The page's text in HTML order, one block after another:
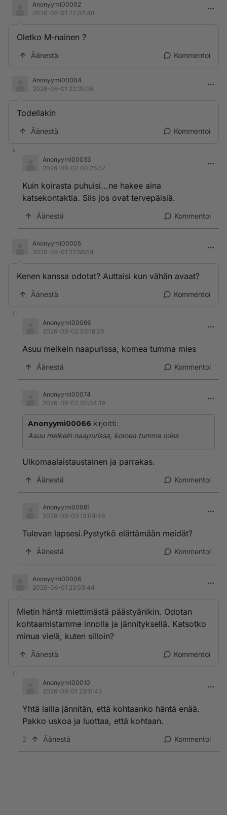
Anonyymi00002
2026-06-01 22:02:48
Oletko M-nainen ?
Äänestä Kommentoi
Anonyymi00004
2026-06-01 22:35:08
Todellakin
Äänestä Kommentoi
Anonyymi00033
2026-06-02 00:25:57
Kuin koirasta puhuisi...ne hakee aina
katsekontaktia. Siis jos ovat tervepäisiä.
Äänestä Kommentoi
Anonyymi00005
2026-06-01 22:59:54
Kenen kanssa odotat? Auttaisi kun vähän avaat?
Äänestä Kommentoi
Anonyymi00066
2026-06-02 03:18:29
Asuu melkein naapurissa, komea tumma mies
Äänestä Kommentoi
Anonyymi00074
2026-06-02 05:04:19
Anonyymi00066 kirjoitti:
Asuu melkein naapurissa, komea tumma mies
Ulkomaalaistaustainen ja parrakas.
Äänestä Kommentoi
Anonyymi00081
2026-06-03 13:04:46
Tulevan lapsesi.Pystytkö elättämään meidät?
Äänestä Kommentoi
Anonyymi00006
2026-06-01 23:05:44
Mietin häntä miettimästä päästyänikin. Odotan
kohtaamistamme innolla ja jännityksellä. Katsotko
minua vielä, kuten silloin?
Äänestä Kommentoi
Anonyymi00010
2026-06-01 23:11:43
Yhtä lailla jännitän, että kohtaanko häntä enää.
Pakko uskoa ja luottaa, että kohtaan.
2 Äänestä Kommentoi